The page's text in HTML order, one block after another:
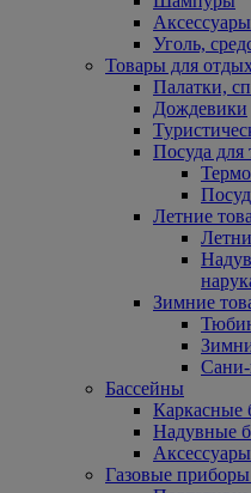
Уголь,
Товары для
Палатки,
Дождевики
Посуда для
Летние
Зимние
Бассейны
Каркасные
Надувные
Газовые